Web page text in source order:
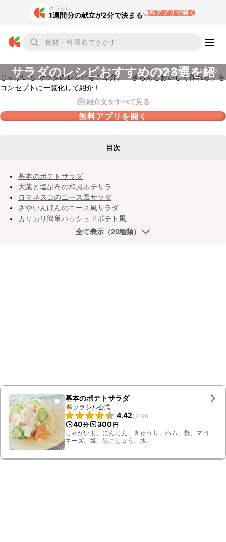
クラシル
1週間分の献立が2分で決まる無料アプリで開く
サラダのレシピおすすめの23選を紹
最終更新日 2024.8.2
じゃがいも サラダのレシピをご紹介。「きちんとおいしく作れる」を
コンセプトに一覧化して紹介！
紹介文をすべて見る
無料アプリを開く
目次
基本のポテトサラダ
大葉と塩昆布の和風ポテサラ
ロマネスコのニース風サラダ
さやいんげんのニース風サラダ
カリカリ簡単ハッシュドポテト風
全て表示（20種類）
基本のポテトサラダ
クラシル公式
4.42(708)
40分 300 円
じゃがいも、にんじん、きゅうり、ハム、酢、マヨ
ネーズ、塩、黒こしょう、水